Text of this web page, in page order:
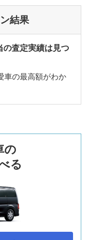
結果
の査定実績は見つ
車の最高額がわか
の
る